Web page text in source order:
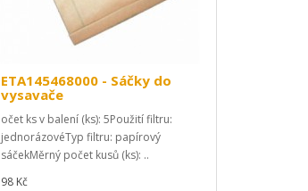
ETA145468000 - Sáčky do
vysavače
očet ks v balení (ks): 5Použití filtru:
jednorázovéTyp filtru: papírový
sáčekMěrný počet kusů (ks): ..
98 Kč